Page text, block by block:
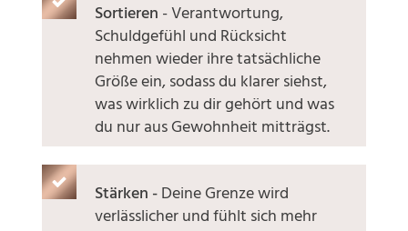
Sortieren - Verantwortung,
Schuldgefühl und Rücksicht
nehmen wieder ihre tatsächliche
Größe ein, sodass du klarer siehst,
was wirklich zu dir gehört und was
du nur aus Gewohnheit mitträgst.
Stärken -Deine Grenze wird
verlässlicher und fühlt sich mehr